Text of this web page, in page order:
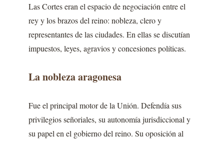
Las Cortes eran el espacio de negociación entre el
rey y los brazos del reino: nobleza, clero y
representantes de las ciudades. En ellas se discutían
impuestos, leyes, agravios y concesiones políticas.
La nobleza aragonesa
Fue el principal motor de la Unión. Defendía sus
privilegios señoriales, su autonomía jurisdiccional y
su papel en el gobierno del reino. Su oposición al